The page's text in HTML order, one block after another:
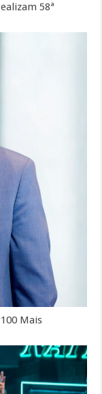
58ª
Mais